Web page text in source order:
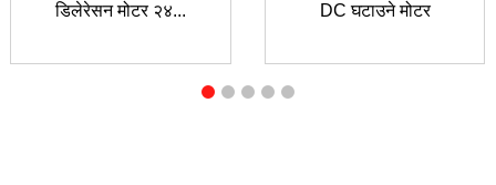
डिलेरेसन मोटर २४...
DC घटाउने मोटर